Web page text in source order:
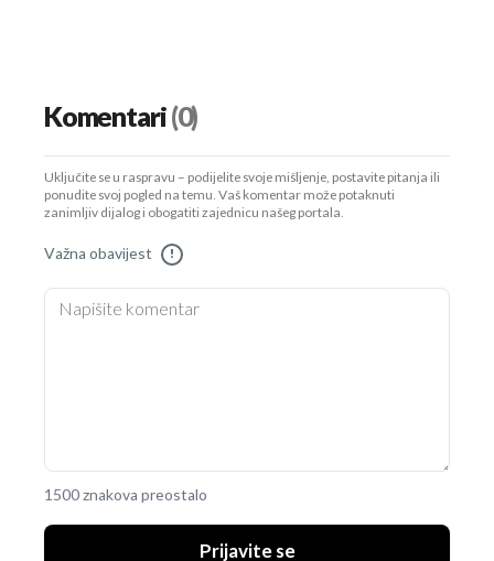
Komentari(0)
Uključite se u raspravu – podijelite svoje mišljenje, postavite pitanja ili
ponudite svoj pogled na temu. Vaš komentar može potaknuti
zanimljiv dijalog i obogatiti zajednicu našeg portala.
Važna obavijest !
1500 znakova preostalo
Prijavite se